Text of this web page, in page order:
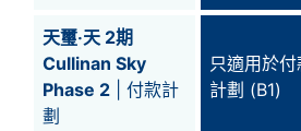
天璽‧天 2期
Cullinan Sky
Phase 2 | 付款計
劃
只適用於付
計劃 (B1)